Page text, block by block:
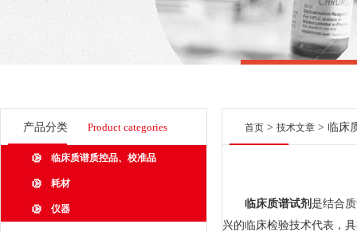
产品分类 Product categories
临床质谱质控品、校准品
耗材
仪器
首页 > 技术文章 > 临床
临床质谱试剂 是结合
兴的临床检验技术代表，